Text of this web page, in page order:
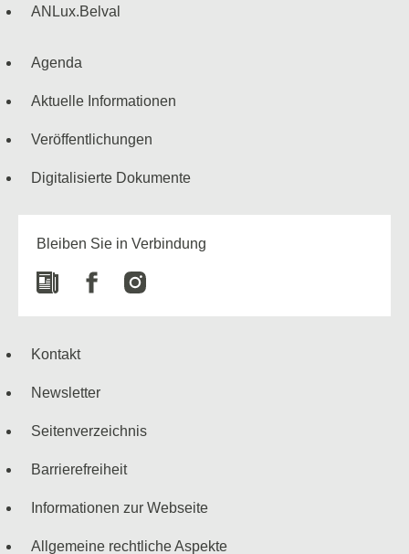
ANLux.Belval
Agenda
Aktuelle Informationen
Veröffentlichungen
Digitalisierte Dokumente
Bleiben Sie in Verbindung
NewspaperFacebook
Kontakt
Newsletter
Seitenverzeichnis
Barrierefreiheit
Informationen zur Webseite
Allgemeine rechtliche Aspekte